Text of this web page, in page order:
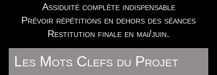
Assiduité complète indispensable
Prévoir répétitions en dehors des séances
Restitution finale en mai/juin.
Les Mots Clefs du Projet